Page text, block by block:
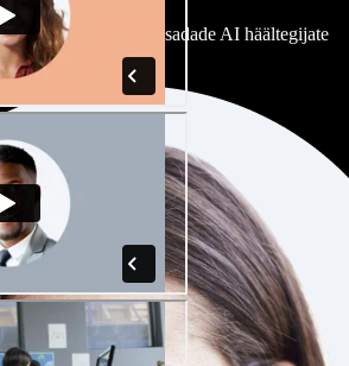
ühtemoodi. Vali sadade AI häältegijate
kohanda neid.